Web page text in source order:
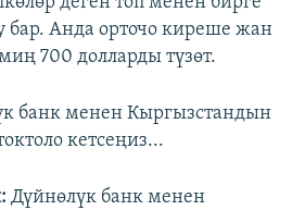
бар. Анда орточо киреше жан
700 долларды түзөт.
банк менен Кыргызстандын
кетсеңиз...
Дүйнөлүк банк менен